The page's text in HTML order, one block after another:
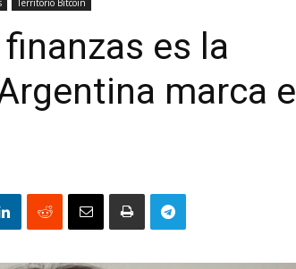
Territorio Bitcoin
es la
marca el